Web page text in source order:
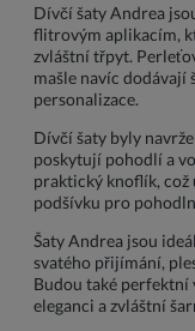
Dívčí šaty Andrea
flitrovým aplikacím,
zvláštní třpyt.
mašle navíc dodávají
personalizace.
Dívčí šaty byly
poskytují pohodlí a
praktický knoflík, což
podšívku pro
Šaty Andrea jsou
svatého přijímání,
Budou také perfektní
eleganci a zvláštní